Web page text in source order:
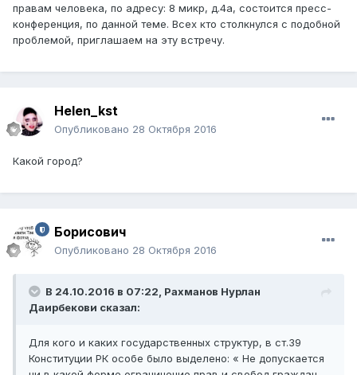
правам человека, по адресу: 8 микр, д.4а, состоится пресс-
конференция, по данной теме. Всех кто столкнулся с подобной
проблемой, приглашаем на эту встречу.
Helen_kst
Опубликовано 28 Октября 2016
Какой город?
Борисович
Опубликовано 28 Октября 2016
В 24.10.2016 в 07:22, Рахманов Нурлан
Даирбекови сказал:
Для кого и каких государственных структур, в ст.39
Конституции РК особе было выделено: « Не допускается